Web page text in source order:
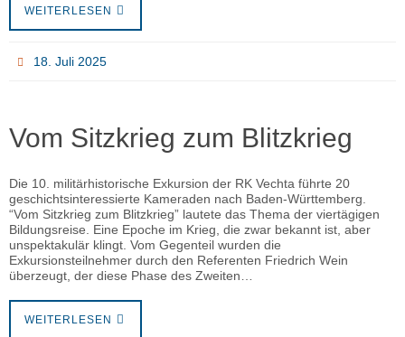
WEITERLESEN
18. Juli 2025
Vom Sitzkrieg zum Blitzkrieg
Die 10. militärhistorische Exkursion der RK Vechta führte 20
geschichtsinteressierte Kameraden nach Baden-Württemberg.
“Vom Sitzkrieg zum Blitzkrieg” lautete das Thema der viertägigen
Bildungsreise. Eine Epoche im Krieg, die zwar bekannt ist, aber
unspektakulär klingt. Vom Gegenteil wurden die
Exkursionsteilnehmer durch den Referenten Friedrich Wein
überzeugt, der diese Phase des Zweiten…
WEITERLESEN